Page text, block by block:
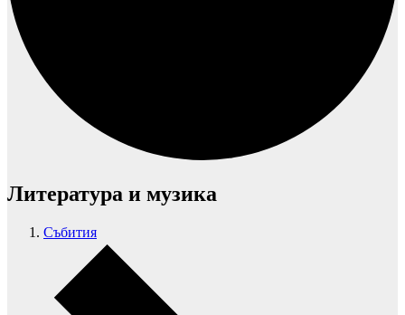
Литература и музика
Събития